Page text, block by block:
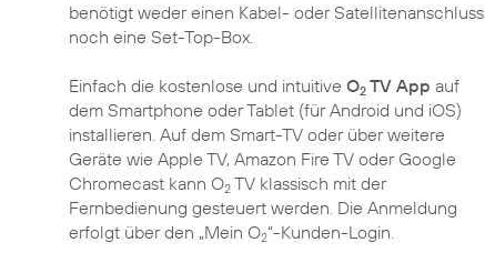
benötigt weder einen Kabel- oder Satellitenanschluss
noch eine Set-Top-Box.
Einfach die kostenlose und intuitive O2 TV App auf
dem Smartphone oder Tablet (für Android und iOS)
installieren. Auf dem Smart-TV oder über weitere
Geräte wie Apple TV, Amazon Fire TV oder Google
Chromecast kann O2 TV klassisch mit der
Fernbedienung gesteuert werden. Die Anmeldung
erfolgt über den „Mein O2“-Kunden-Login.